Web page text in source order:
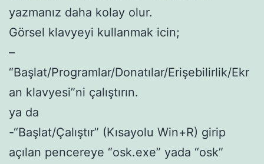
yazmanız daha kolay olur.
Görsel klavyeyi kullanmak icin;
–
“Başlat/Programlar/Donatılar/Erişebilirlik/Ekr
an klavyesi”ni çalıştırın.
ya da
-“Başlat/Çalıştır” (Kısayolu Win+R) girip
açılan pencereye “osk.exe” yada “osk”